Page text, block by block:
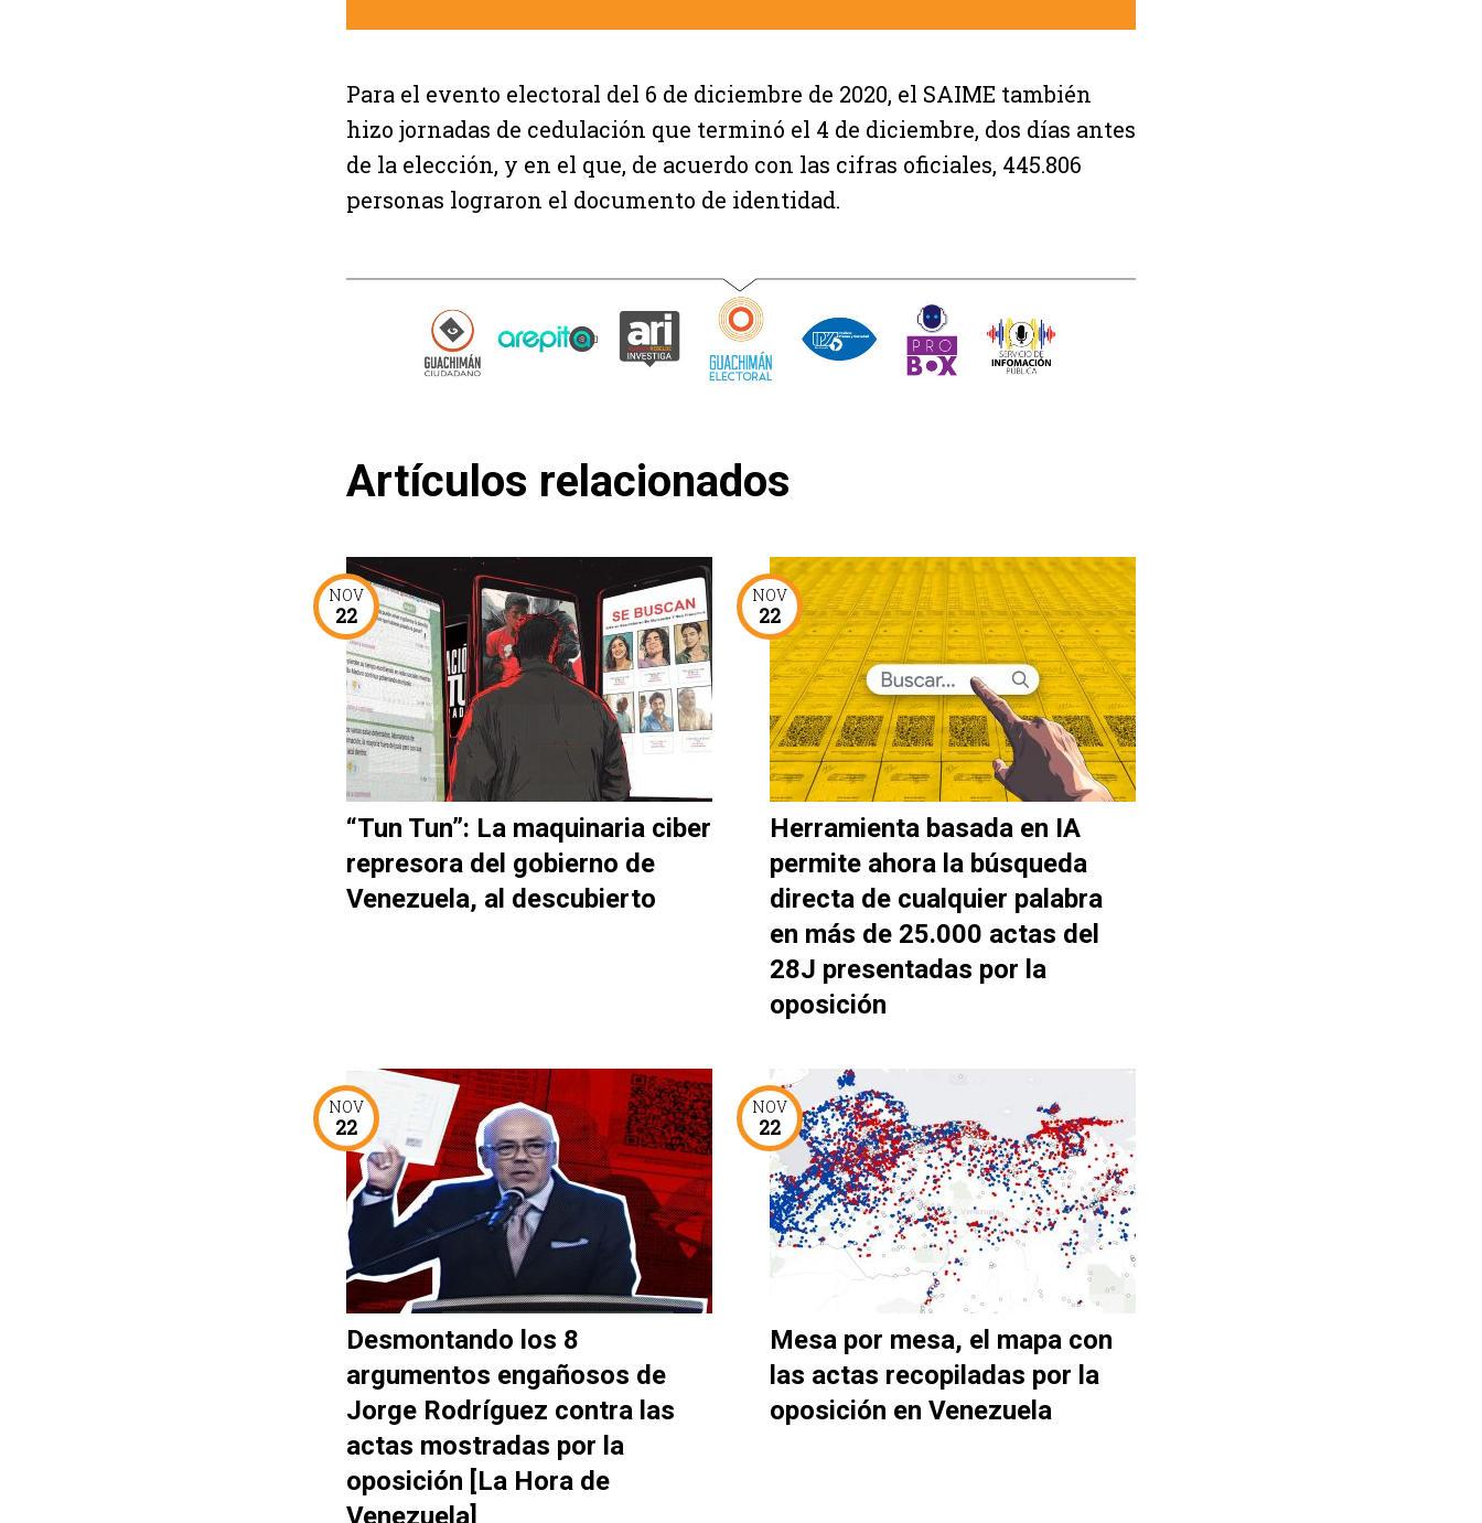
Para el evento electoral del 6 de diciembre de 2020, el SAIME también
hizo jornadas de cedulación que terminó el 4 de diciembre, dos días antes
de la elección, y en el que, de acuerdo con las cifras oficiales, 445.806
personas lograron el documento de identidad.
Artículos relacionados
NOV
22
“Tun Tun”: La maquinaria ciber
represora del gobierno de
Venezuela, al descubierto
NOV
22
Herramienta basada en IA
permite ahora la búsqueda
directa de cualquier palabra
en más de 25.000 actas del
28J presentadas por la
oposición
NOV
22
Desmontando los 8
argumentos engañosos de
Jorge Rodríguez contra las
actas mostradas por la
oposición [La Hora de
Venezuela]
NOV
22
Mesa por mesa, el mapa con
las actas recopiladas por la
oposición en Venezuela